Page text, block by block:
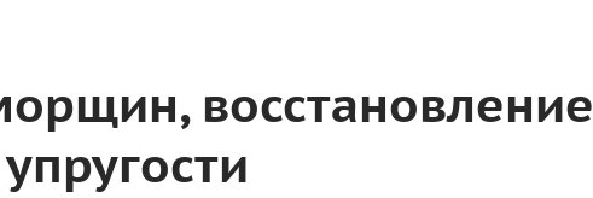
восстановление
упругости